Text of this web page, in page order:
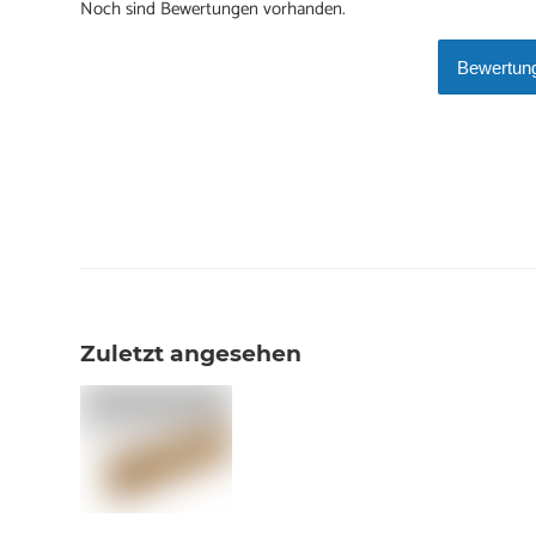
Noch sind Bewertungen vorhanden.
Zuletzt angesehen